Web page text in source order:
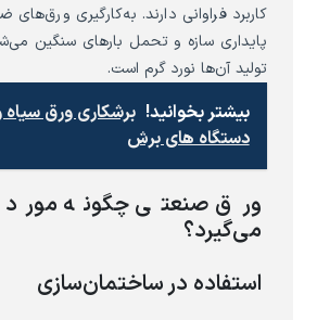
کاربرد فراوانی دارند. به‌کارگیری
پایداری سازه و تحمل بارهای سنگین
تولید آن‌ها نورد گرم است.
بیشتر بخوانید! برشکاری ورق سیاه
دستگاه های برش
ورق صنعتی چگونه مورد
می‌گیرد؟
استفاده در ساختمان‌سازی